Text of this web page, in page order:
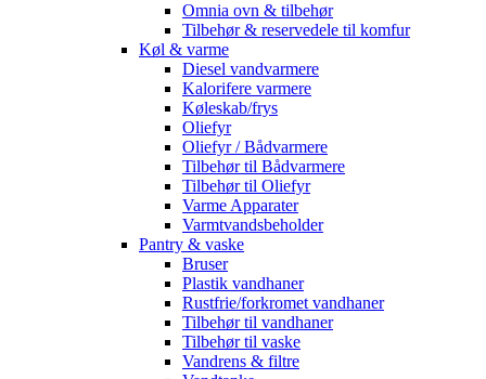
Omnia ovn & tilbehør
Tilbehør & reservedele til komfur
Køl & varme
Diesel vandvarmere
Kalorifere varmere
Køleskab/frys
Oliefyr
Oliefyr / Bådvarmere
Tilbehør til Bådvarmere
Tilbehør til Oliefyr
Varme Apparater
Varmtvandsbeholder
Pantry & vaske
Bruser
Plastik vandhaner
Rustfrie/forkromet vandhaner
Tilbehør til vandhaner
Tilbehør til vaske
Vandrens & filtre